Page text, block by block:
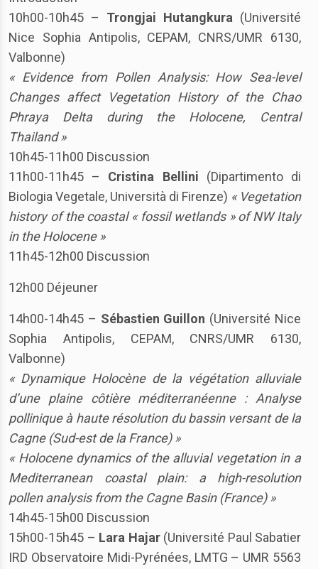
10h00-10h45 – Trongjai Hutangkura (Université
Nice Sophia Antipolis, CEPAM, CNRS/UMR 6130,
Valbonne)
« Evidence from Pollen Analysis: How Sea-level
Changes affect Vegetation History of the Chao
Phraya Delta during the Holocene, Central
Thailand »
10h45-11h00 Discussion
11h00-11h45 – Cristina Bellini (Dipartimento di
Biologia Vegetale, Università di Firenze) « Vegetation
history of the coastal « fossil wetlands » of NW Italy
in the Holocene »
11h45-12h00 Discussion
12h00 Déjeuner
14h00-14h45 – Sébastien Guillon (Université Nice
Sophia Antipolis, CEPAM, CNRS/UMR 6130,
Valbonne)
« Dynamique Holocène de la végétation alluviale
d’une plaine côtière méditerranéenne : Analyse
pollinique à haute résolution du bassin versant de la
Cagne (Sud-est de la France) »
« Holocene dynamics of the alluvial vegetation in a
Mediterranean coastal plain: a high-resolution
pollen analysis from the Cagne Basin (France) »
14h45-15h00 Discussion
15h00-15h45 – Lara Hajar(Université Paul Sabatier
IRD Observatoire Midi-Pyrénées, LMTG – UMR 5563